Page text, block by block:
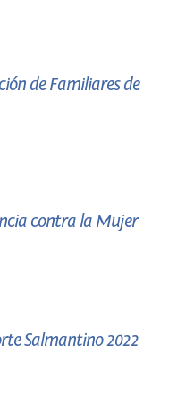
de Familiares de
contra la Mujer
Salmantino 2022